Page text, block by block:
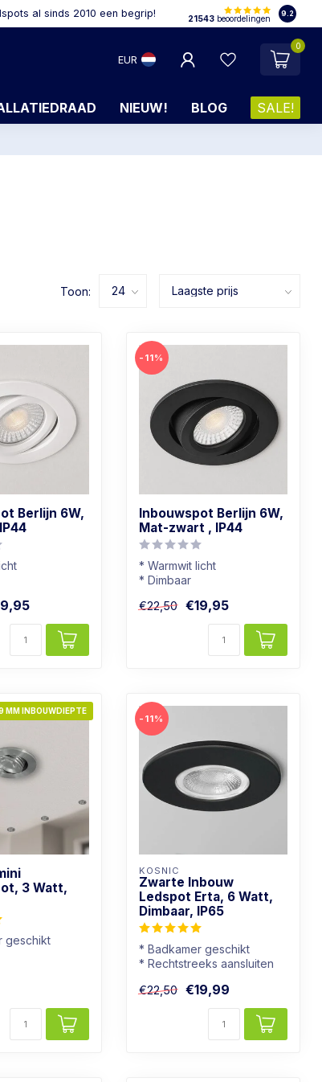
al sinds 2010 een begrip! 21543 beoordelingen
9.2
EUR
0
NIEUW! BLOG SALE!
Toon:
Berlijn 6W,
kleur
-11%
Inbouwspot Berlijn 6W,
Mat-zwart , IP44
* Warmwit licht
* Dimbaar
* In mat-zwarte kleur
€22,50 €19,95
MM INBOUWDIEPTE
3 Watt,
geschikt
-11%
KOSNIC
Zwarte Inbouw
Ledspot Erta, 6 Watt,
Dimbaar, IP65
* Badkamer geschikt
* Rechtstreeks aansluiten
* Goed dimbaar
€22,50 €19,99